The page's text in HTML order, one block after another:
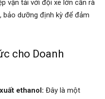
vận tải với đội xe lớn cần rà
bảo dưỡng định kỳ để đảm
cho Doanh
ethanol: Đây là một